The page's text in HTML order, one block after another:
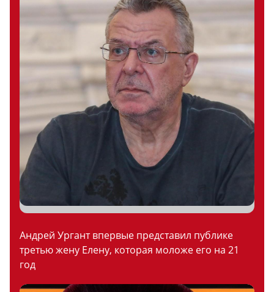
Андрей Ургант впервые представил публике
третью жену Елену, которая моложе его на 21
год